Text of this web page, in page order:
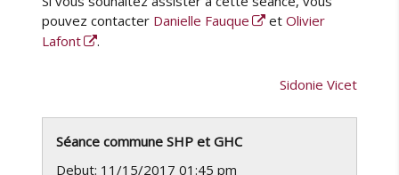
pouvez contacter Danielle Fauque etOlivier
Lafont
.
Sidonie Vicet
Séance commune SHP et GHC
Debut: 11/15/2017 01:45 pm